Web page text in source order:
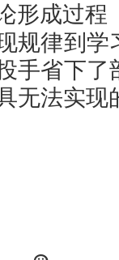
形成过程
规律到
手省下了
无法实现